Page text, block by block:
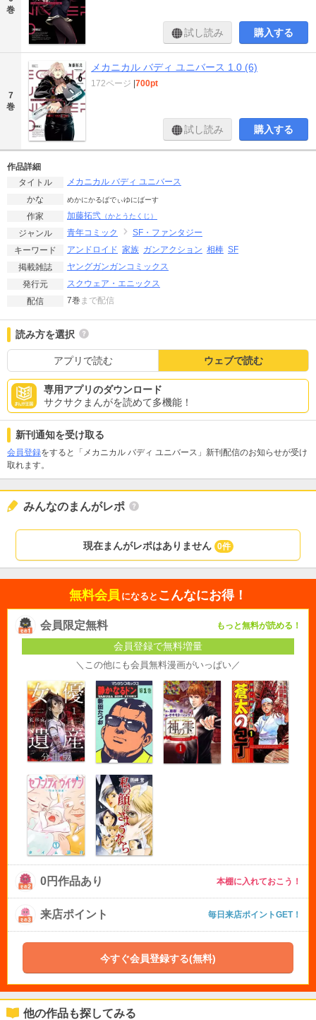
巻
試し読み 購入する
7
巻
メカニカル バディ ユニバース 1.0 (6)
172ページ |700pt
試し読み 購入する
作品詳細
タイトル
メカニカル バディ ユニバース
かな
めかにかるばでぃゆにばーす
作家 加藤拓弐 （かとうたくじ）
ジャンル 青年コミック
SF・ファンタジー
キーワード
アンドロイド 家族 ガンアクション 相棒 SF
掲載雑誌
ヤングガンガンコミックス
発行元
スクウェア・エニックス
配信
7巻 まで配信
読み方を選択
アプリで読む ウェブで読む
専用アプリのダウンロード
サクサクまんがを読めて多機能！
新刊通知を受け取る
会員登録をすると「メカニカル バディ ユニバース」新刊配信のお知らせが受け
取れます。
みんなのまんがレポ
現在まんがレポはありません 0件
無料会員 になると こんなにお得！
会員限定無料 もっと無料が読める！
会員登録で無料増量
＼この他にも会員無料漫画がいっぱい／
0円作品あり 本棚に入れておこう！
来店ポイント 毎日来店ポイントGET！
今すぐ会員登録する(無料)
他の作品も探してみる